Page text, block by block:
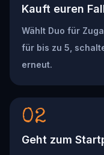
Kauft euren
Wählt Duo für
für bis zu 5,
erneut.
02
Geht zum